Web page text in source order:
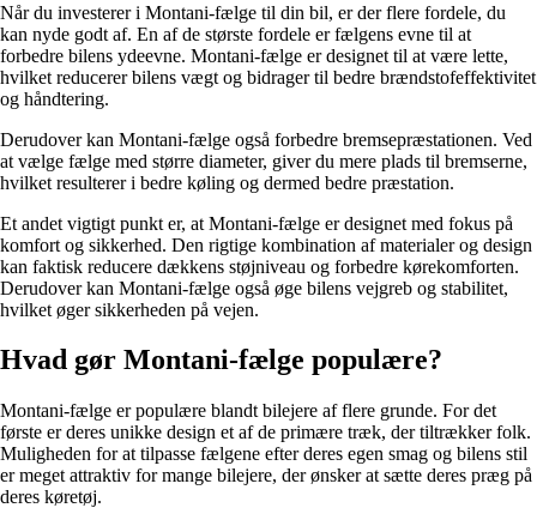
Når du investerer i Montani-fælge til din bil, er der flere fordele, du
kan nyde godt af. En af de største fordele er fælgens evne til at
forbedre bilens ydeevne. Montani-fælge er designet til at være lette,
hvilket reducerer bilens vægt og bidrager til bedre brændstofeffektivitet
og håndtering.
Derudover kan Montani-fælge også forbedre bremsepræstationen. Ved
at vælge fælge med større diameter, giver du mere plads til bremserne,
hvilket resulterer i bedre køling og dermed bedre præstation.
Et andet vigtigt punkt er, at Montani-fælge er designet med fokus på
komfort og sikkerhed. Den rigtige kombination af materialer og design
kan faktisk reducere dækkens støjniveau og forbedre kørekomforten.
Derudover kan Montani-fælge også øge bilens vejgreb og stabilitet,
hvilket øger sikkerheden på vejen.
Hvad gør Montani-fælge populære?
Montani-fælge er populære blandt bilejere af flere grunde. For det
første er deres unikke design et af de primære træk, der tiltrækker folk.
Muligheden for at tilpasse fælgene efter deres egen smag og bilens stil
er meget attraktiv for mange bilejere, der ønsker at sætte deres præg på
deres køretøj.